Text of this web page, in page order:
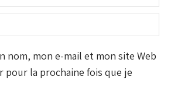
nom, mon e-mail et mon site Web
pour la prochaine fois que je